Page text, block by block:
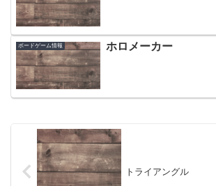
ボードゲーム情報 ホロメーカー
トライアングル